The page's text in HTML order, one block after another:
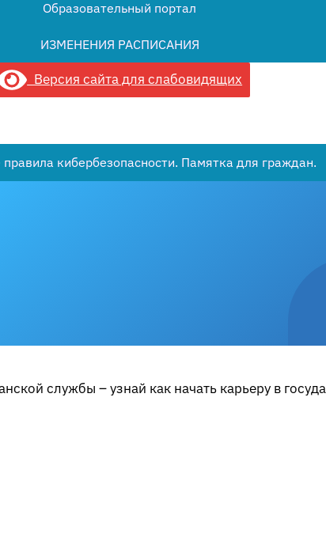
Образовательный портал
ИЗМЕНЕНИЯ РАСПИСАНИЯ
Версия сайта для слабовидящих
кибербезопасности. Памятка для граждан.
службы – узнай как начать карьеру в